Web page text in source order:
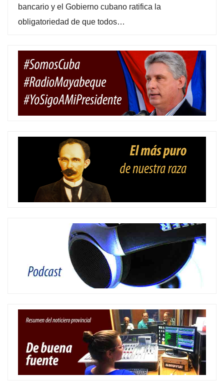
bancario y el Gobierno cubano ratifica la
obligatoriedad de que todos…